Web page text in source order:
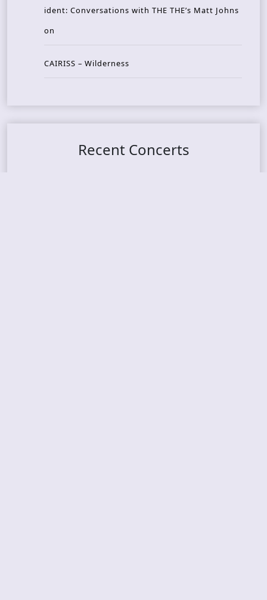
ident: Conversations with THE THE’s Matt Johns
on
CAIRISS – Wilderness
Recent Concerts